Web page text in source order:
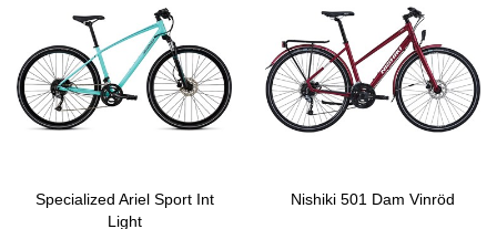
Specialized Ariel Sport Int
Light
Nishiki 501 Dam Vinröd